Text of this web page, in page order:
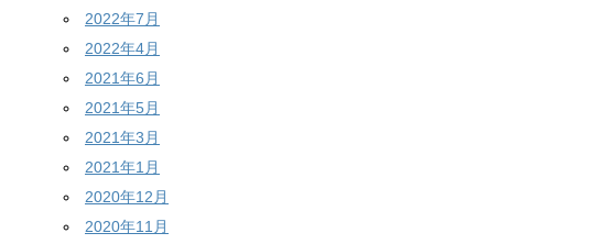
2022年7月
2022年4月
2021年6月
2021年5月
2021年3月
2021年1月
2020年12月
2020年11月